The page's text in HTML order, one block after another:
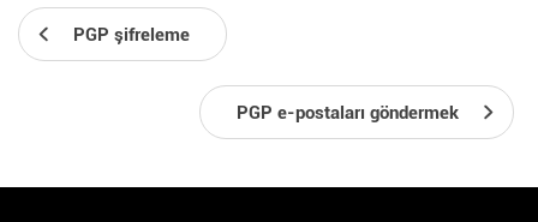
PGP şifreleme
PGP e-postaları göndermek